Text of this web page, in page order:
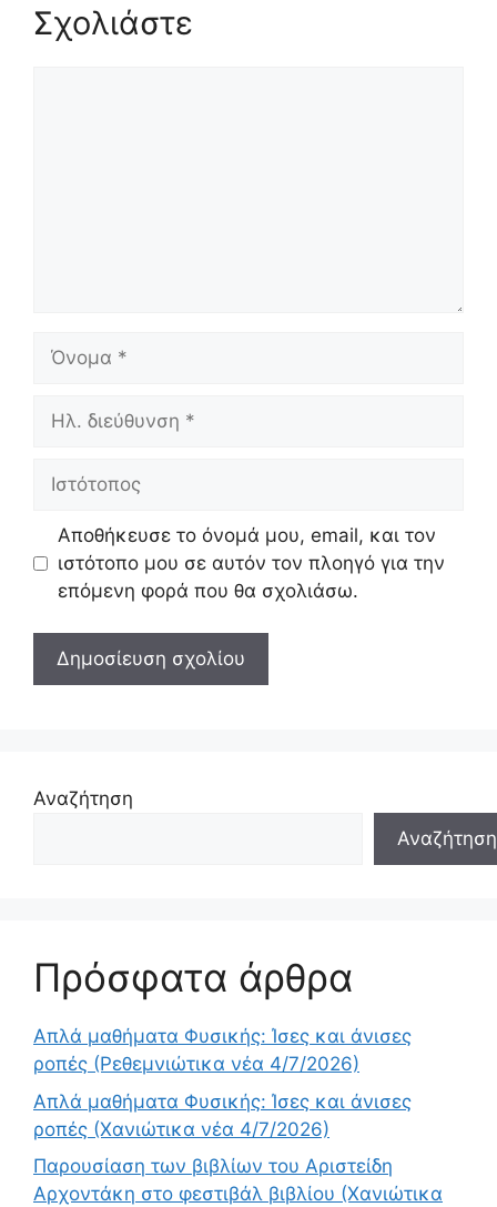
Σχολιάστε
διεύθυνση
Αποθήκευσε το όνομά μου, email, και τον
ιστότοπο μου σε αυτόν τον πλοηγό για την
επόμενη φορά που θα σχολιάσω.
Αναζήτηση
Αναζήτηση
Πρόσφατα άρθρα
Απλά μαθήματα Φυσικής: Ίσες και άνισες
ροπές (Ρεθεμνιώτικα νέα 4/7/2026)
Απλά μαθήματα Φυσικής: Ίσες και άνισες
ροπές (Χανιώτικα νέα 4/7/2026)
Παρουσίαση των βιβλίων του Αριστείδη
Αρχοντάκη στο φεστιβάλ βιβλίου (Χανιώτικα